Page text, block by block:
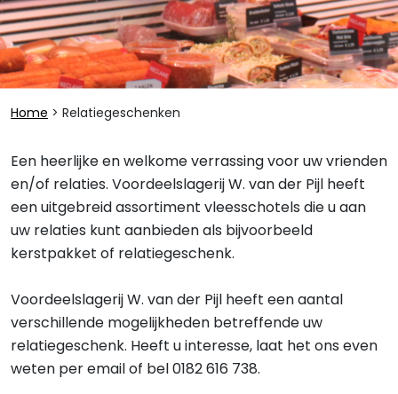
Home > Relatiegeschenken
Een heerlijke en welkome verrassing voor uw vrienden
en/of relaties. Voordeelslagerij W. van der Pijl heeft
een uitgebreid assortiment vleesschotels die u aan
uw relaties kunt aanbieden als bijvoorbeeld
kerstpakket of relatiegeschenk.
Voordeelslagerij W. van der Pijl heeft een aantal
verschillende mogelijkheden betreffende uw
relatiegeschenk. Heeft u interesse, laat het ons even
weten per email of bel 0182 616 738.